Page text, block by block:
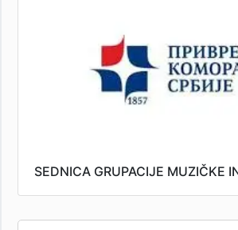
SEDNICA GRUPACIJE MUZIČKE